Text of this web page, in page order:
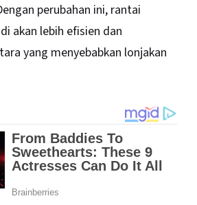
perubahan ini, rantai
akan lebih efisien dan
yang menyebabkan lonjakan